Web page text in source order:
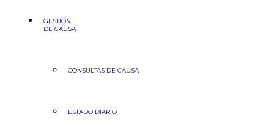
GESTIÓN
DE CAUSA
CONSULTAS DE CAUSA
ESTADO DIARIO